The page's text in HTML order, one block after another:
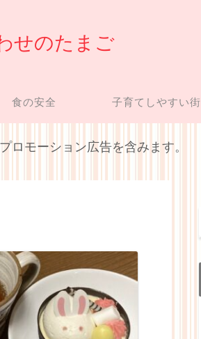
せのたまご
食の安全 子育てしやすい街
ロモーション広告を含みます。